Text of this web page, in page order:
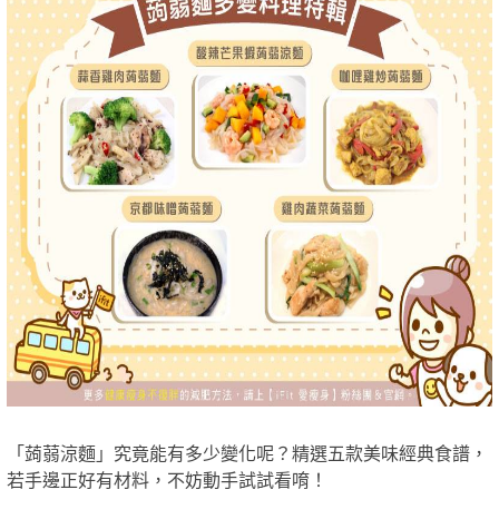
「蒟蒻涼麵」究竟能有多少變化呢？精選五款美味經典食譜，
若手邊正好有材料，不妨動手試試看唷！